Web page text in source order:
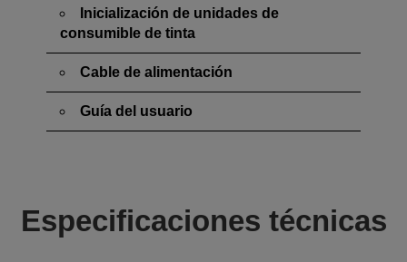
Inicialización de unidades de
consumible de tinta
Cable de alimentación
Guía del usuario
Especificaciones técnicas